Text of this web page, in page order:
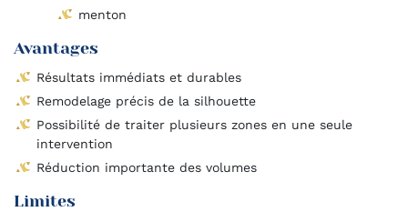
menton
Avantages
Résultats immédiats et durables
Remodelage précis de la silhouette
Possibilité de traiter plusieurs zones en une seule
intervention
Réduction importante des volumes
Limites